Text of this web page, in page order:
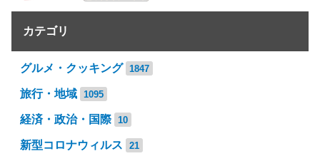
カテゴリ
グルメ・クッキング 1847
旅行・地域 1095
経済・政治・国際 10
新型コロナウィルス 21